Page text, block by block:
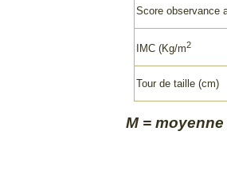
Score observance
IMC (Kg/m2
Tour de taille (cm)
M = moyenne